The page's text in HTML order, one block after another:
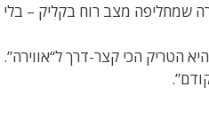
הטריק הכי קצר-דרך